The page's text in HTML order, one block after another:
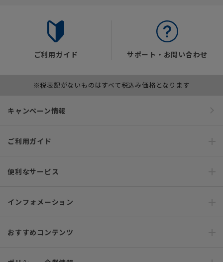
ご利用ガイド サポート・お問い合わせ
※税表記がないものはすべて税込み価格となります
キャンペーン情報
ご利用ガイド
便利なサービス
インフォメーション
おすすめコンテンツ